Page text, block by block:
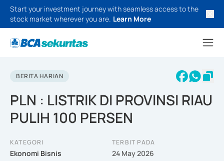
Start your investment journey with seamless access to the
stock market wherever you are. Learn More
BERITA HARIAN
PLN : LISTRIK DI PROVINSI RIAU
PULIH 100 PERSEN
KATEGORI
Ekonomi Bisnis
TERBIT PADA
24 May 2026